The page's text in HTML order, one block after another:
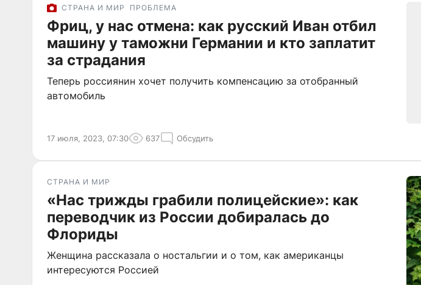
СТРАНА И МИР ПРОБЛЕМА
Фриц, у нас отмена: как русский Иван отбил
машину у таможни Германии и кто заплатит
за страдания
Теперь россиянин хочет получить компенсацию за отобранный
автомобиль
17 июля, 2023, 07:30 637 Обсудить
СТРАНА И МИР
«Нас трижды грабили полицейские»: как
переводчик из России добиралась до
Флориды
Женщина рассказала о ностальгии и о том, как американцы
интересуются Россией